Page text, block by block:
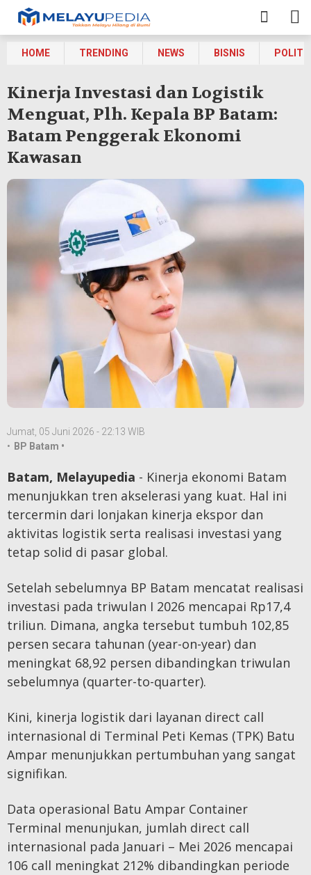
HOME TRENDING NEWS BISNIS
Kinerja Investasi dan Logistik
Menguat, Plh. Kepala BP Batam:
Batam Penggerak Ekonomi
Kawasan
Jumat, 05 Juni 2026 - 22:13 WIB
• BP Batam •
Batam, Melayupedia - Kinerja ekonomi Batam
menunjukkan tren akselerasi yang kuat. Hal ini
tercermin dari lonjakan kinerja ekspor dan
aktivitas logistik serta realisasi investasi yang
tetap solid di pasar global.
Setelah sebelumnya BP Batam mencatat realisasi
investasi pada triwulan I 2026 mencapai Rp17,4
triliun. Dimana, angka tersebut tumbuh 102,85
persen secara tahunan (year-on-year) dan
meningkat 68,92 persen dibandingkan triwulan
sebelumnya (quarter-to-quarter).
Kini, kinerja logistik dari layanan direct call
internasional di Terminal Peti Kemas (TPK) Batu
Ampar menunjukkan pertumbuhan yang sangat
signifikan.
Data operasional Batu Ampar Container
Terminal menunjukan, jumlah direct call
internasional pada Januari – Mei 2026 mencapai
106 call meningkat 212% dibandingkan periode